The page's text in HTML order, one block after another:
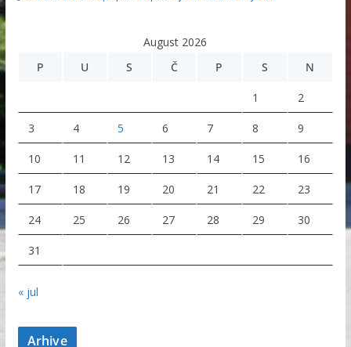
August 2026
P
U S Č P S N
1 2
3 4 5 6 7 8 9
10 11 12 13 14 15 16
17 18 19 20 21 22 23
24 25 26 27 28 29 30
31
« jul
Arhive